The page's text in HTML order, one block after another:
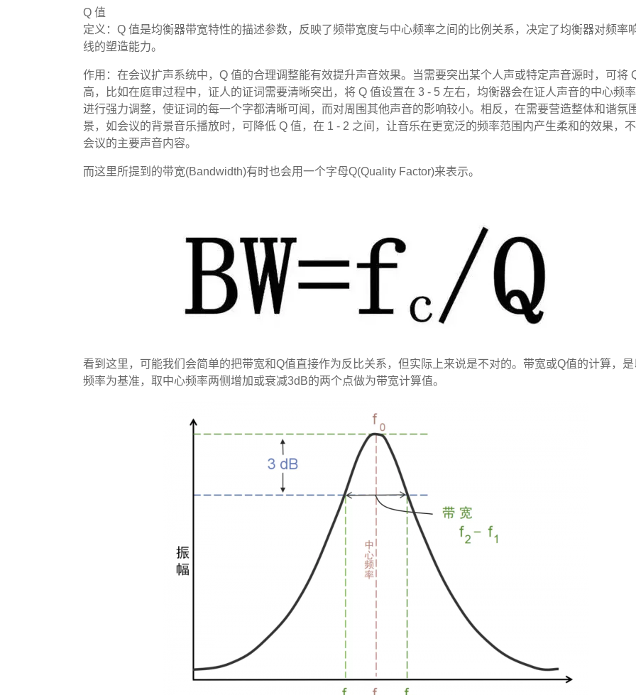
Q 值
定义：Q 值是均衡器带宽特性的描述参数，反映了频带宽度与中心频率之间的比例关系，决定了均衡器对频率
线的塑造能力。
作用：在会议扩声系统中，Q 值的合理调整能有效提升声音效果。当需要突出某个人声或特定声音源时，可将
高，比如在庭审过程中，证人的证词需要清晰突出，将 Q 值设置在 3 - 5 左右，均衡器会在证人声音的中心频
进行强力调整，使证词的每一个字都清晰可闻，而对周围其他声音的影响较小。相反，在需要营造整体和谐氛
景，如会议的背景音乐播放时，可降低 Q 值，在 1 - 2 之间，让音乐在更宽泛的频率范围内产生柔和的效果，
会议的主要声音内容。
而这里所提到的带宽(Bandwidth)有时也会用一个字母Q(Quality Factor)来表示。
看到这里，可能我们会简单的把带宽和Q值直接作为反比关系，但实际上来说是不对的。带宽或Q值的计算，
频率为基准，取中心频率两侧增加或衰减3dB的两个点做为带宽计算值。